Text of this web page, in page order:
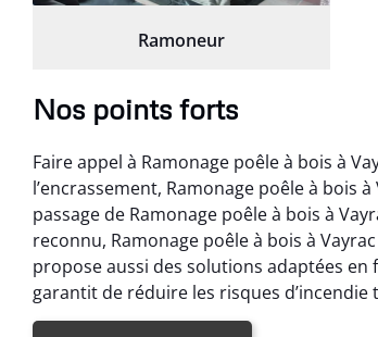
Ramoneur
Nos points forts
Faire appel à Ramonage poêle à bois à
l’encrassement, Ramonage poêle à bois
passage de Ramonage poêle à bois à
reconnu, Ramonage poêle à bois à
propose aussi des solutions adaptées en
garantit de réduire les risques